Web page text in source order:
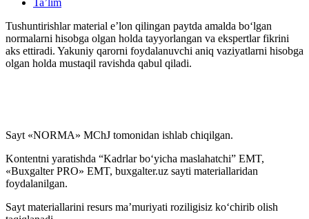
Ta’lim
Tushuntirishlar material e’lon qilingan paytda amalda boʻlgan
normalarni hisobga olgan holda tayyorlangan va ekspertlar fikrini
aks ettiradi. Yakuniy qarorni foydalanuvchi aniq vaziyatlarni hisobga
olgan holda mustaqil ravishda qabul qiladi.
Sayt «NORMA» MChJ tomonidan ishlab chiqilgan.
Kontentni yaratishda “Kadrlar boʻyicha maslahatchi” EMT,
«Buxgalter PRO» EMT, buxgalter.uz sayti materiallaridan
foydalanilgan.
Sayt materiallarini resurs ma’muriyati roziligisiz koʻchirib olish